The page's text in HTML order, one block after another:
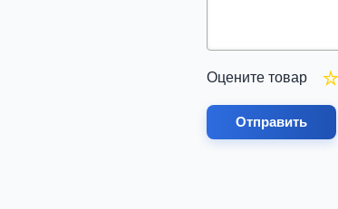
Оцените товар
Отправить